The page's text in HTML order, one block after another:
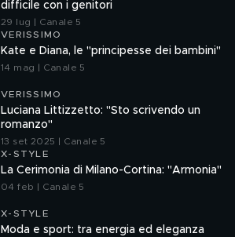
difficile con i genitori
29 lug | Canale 5
VERISSIMO
Kate e Diana, le "principesse dei bambini"
14 mag | Canale 5
VERISSIMO
Luciana Littizzetto: "Sto scrivendo un
romanzo"
13 set 2025 | Canale 5
X-STYLE
La Cerimonia di Milano-Cortina: "Armonia"
04 feb | Canale 5
X-STYLE
Moda e sport: tra energia ed eleganza